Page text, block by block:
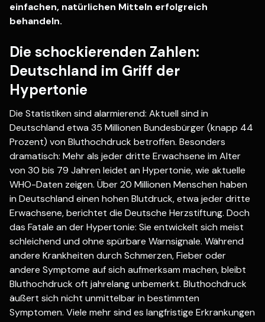
einfachen, natürlichen Mitteln erfolgreich
behandeln.
Die schockierenden Zahlen:
Deutschland im Griff der
Hypertonie
Die Statistiken sind alarmierend: Aktuell sind in
Deutschland etwa 35 Millionen Bundesbürger (knapp 44
Prozent) von Bluthochdruck betroffen. Besonders
dramatisch: Mehr als jeder dritte Erwachsene im Alter
von 30 bis 79 Jahren leidet an Hypertonie, wie aktuelle
WHO-Daten zeigen. Über 20 Millionen Menschen haben
in Deutschland einen hohen Blutdruck, etwa jeder dritte
Erwachsene, berichtet die Deutsche Herzstiftung. Doch
das Fatale an der Hypertonie: Sie entwickelt sich meist
schleichend und ohne spürbare Warnsignale. Während
andere Krankheiten durch Schmerzen, Fieber oder
andere Symptome auf sich aufmerksam machen, bleibt
Bluthochdruck oft jahrelang unbemerkt. Bluthochdruck
äußert sich nicht unmittelbar in bestimmten
Symptomen. Viele mehr sind es langfristige Erkrankungen